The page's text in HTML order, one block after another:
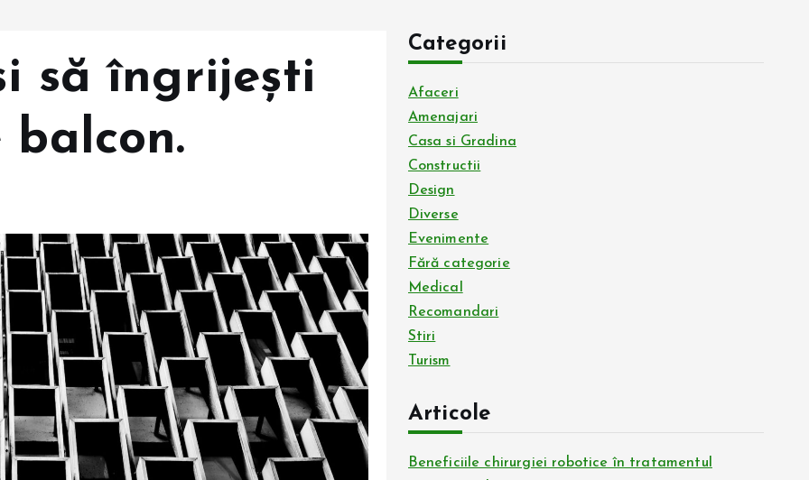
să îngrijești
Categorii
Afaceri
Amenajari
Casa si Gradina
Constructii
Design
Diverse
Evenimente
Fără categorie
Medical
Recomandari
Stiri
Turism
Articole
Beneficiile chirurgiei robotice în tratamentul